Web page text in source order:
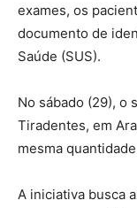
exames, os
documento de
Saúde (SUS).
No sábado (29), o
Tiradentes, em
mesma
A iniciativa busca